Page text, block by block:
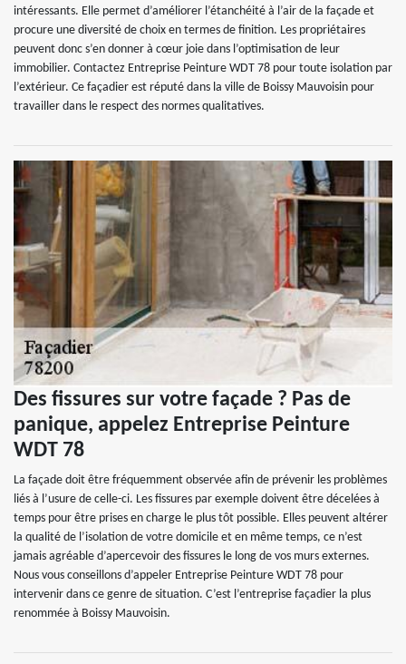
intéressants. Elle permet d’améliorer l’étanchéité à l’air de la façade et
procure une diversité de choix en termes de finition. Les propriétaires
peuvent donc s’en donner à cœur joie dans l’optimisation de leur
immobilier. Contactez Entreprise Peinture WDT 78 pour toute isolation par
l’extérieur. Ce façadier est réputé dans la ville de Boissy Mauvoisin pour
travailler dans le respect des normes qualitatives.
Des fissures sur votre façade ? Pas de
panique, appelez Entreprise Peinture
WDT 78
La façade doit être fréquemment observée afin de prévenir les problèmes
liés à l’usure de celle-ci. Les fissures par exemple doivent être décelées à
temps pour être prises en charge le plus tôt possible. Elles peuvent altérer
la qualité de l’isolation de votre domicile et en même temps, ce n’est
jamais agréable d’apercevoir des fissures le long de vos murs externes.
Nous vous conseillons d’appeler Entreprise Peinture WDT 78 pour
intervenir dans ce genre de situation. C’est l’entreprise façadier la plus
renommée à Boissy Mauvoisin.